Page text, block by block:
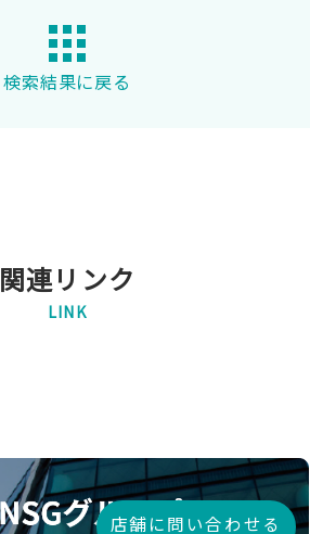
検索結果に戻る
関連リンク
LINK
店舗に問い合わせる